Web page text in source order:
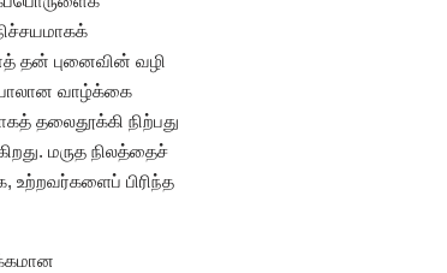
தன் புனைவின் வழி
வாழ்க்கை
தலைதூக்கி நிற்பது
மருத நிலத்தைச்
பிரிந்த